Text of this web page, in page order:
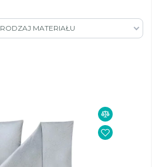
RODZAJ MATERIAŁU